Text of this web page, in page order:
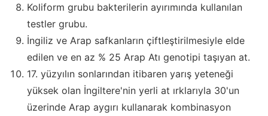
Koliform grubu bakterilerin ayırımında kullanılan
testler grubu.
İngiliz ve Arap safkanların çiftleştirilmesiyle elde
edilen ve en az % 25 Arap Atı genotipi taşıyan at.
17. yüzyılın sonlarından itibaren yarış yeteneği
yüksek olan İngiltere'nin yerli at ırklarıyla 30'un
üzerinde Arap aygırı kullanarak kombinasyon